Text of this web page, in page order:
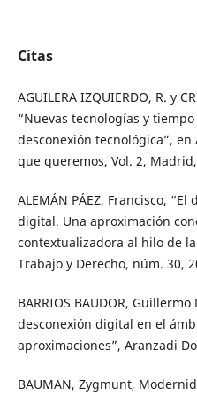
Citas
AGUILERA IZQUIERDO, R. y
“Nuevas tecnologías y
desconexión tecnológica”,
que queremos, Vol. 2,
ALEMÁN PÁEZ, Francisco,
digital. Una aproximación
contextualizadora al hilo de la
Trabajo y Derecho, núm. 30,
BARRIOS BAUDOR,
desconexión digital en el
aproximaciones”, Aranzadi
BAUMAN, Zygmunt,